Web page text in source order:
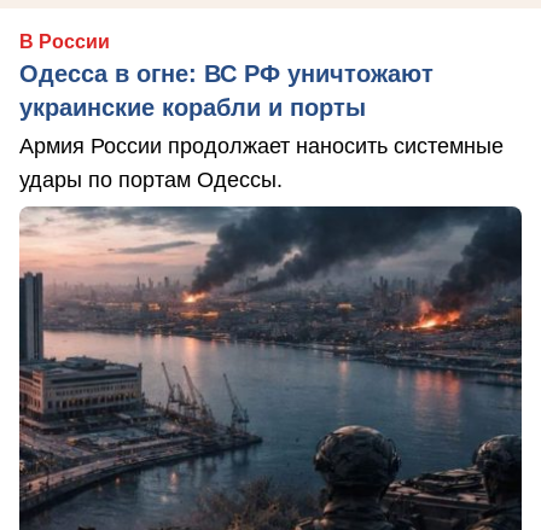
В России
Одесса в огне: ВС РФ уничтожают
украинские корабли и порты
Армия России продолжает наносить системные
удары по портам Одессы.